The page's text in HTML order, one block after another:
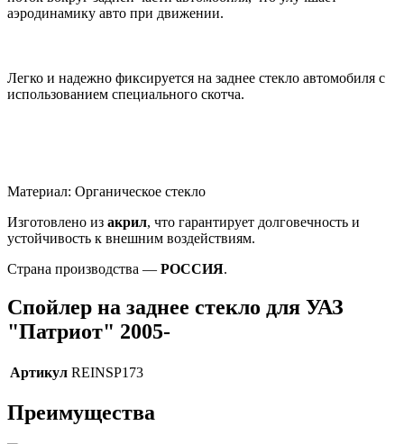
аэродинамику авто при движении.
Легко и надежно фиксируется на заднее стекло автомобиля с
использованием специального скотча.
Материал: Органическое стекло
Изготовлено из акрил, что гарантирует долговечность и
устойчивость к внешним воздействиям.
Страна производства — РОССИЯ.
Спойлер на заднее стекло для УАЗ
"Патриот" 2005-
Артикул REINSP173
Преимущества